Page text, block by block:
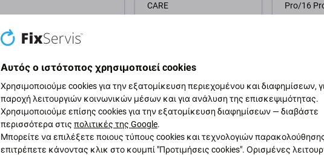
45,32 €
Προσθήκη στο καλάθι
CARE
Προσθήκη στο καλάθι
Pro/16
Glitter
Αυτός ο ιστότοπος χρησιμοποιεί cookies
Χρησιμοποιούμε cookies για την εξατομίκευση περιεχομένου και διαφημίσεων,
παροχή λειτουργιών κοινωνικών μέσων και για ανάλυση της επισκεψιμότητας.
Χρησιμοποιούμε επίσης cookies για την εξατομίκευση διαφημίσεων — διαβάστε
περισσότερα στις πολιτικές της Google.
Μπορείτε να επιλέξετε ποιους τύπους cookies και τεχνολογιών
επιτρέπετε κάνοντας κλικ στο κουμπί "Προτιμήσεις cookies". Ορισμένες